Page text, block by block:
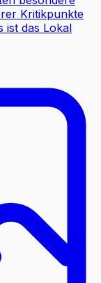
Kritikpunkte
ist das Lokal